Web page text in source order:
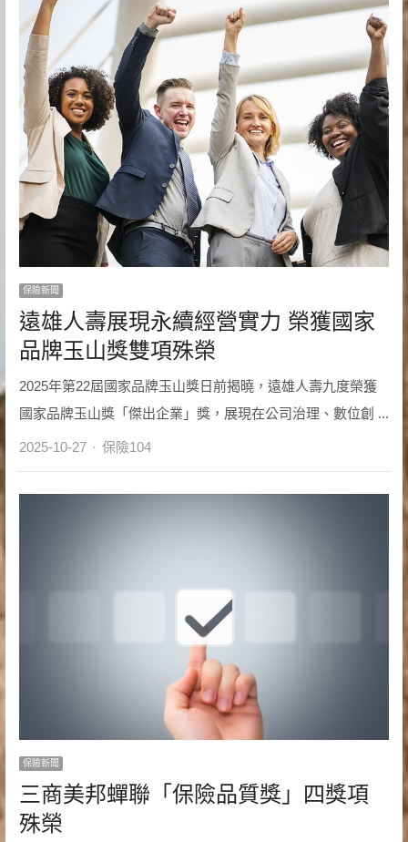
保險新聞
遠雄人壽展現永續經營實力 榮獲國家
品牌玉山獎雙項殊榮
2025年第22屆國家品牌玉山獎日前揭曉，遠雄人壽九度榮獲
國家品牌玉山獎「傑出企業」獎，展現在公司治理、數位創 ...
2025-10-27 Author
保險104
保險新聞
三商美邦蟬聯「保險品質獎」四獎項
殊榮